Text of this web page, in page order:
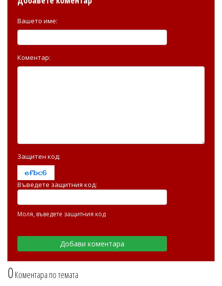
0Коментара по темата
Вашето име:
Коментар:
Защитен код:
Въведете защитния код:
Моля, въведете защитния код